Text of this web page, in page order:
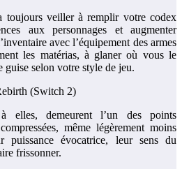
toujours veiller à remplir votre codex
aux personnages et augmenter
avec l’équipement des armes
les matérias, à glaner où vous le
guise selon votre style de jeu.
elles, demeurent l’un des points
même légèrement moins
puissance évocatrice, leur sens du
frissonner.